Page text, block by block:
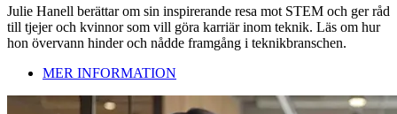
Julie Hanell berättar om sin inspirerande resa mot STEM och ger råd
till tjejer och kvinnor som vill göra karriär inom teknik. Läs om hur
hon övervann hinder och nådde framgång i teknikbranschen.
MER INFORMATION